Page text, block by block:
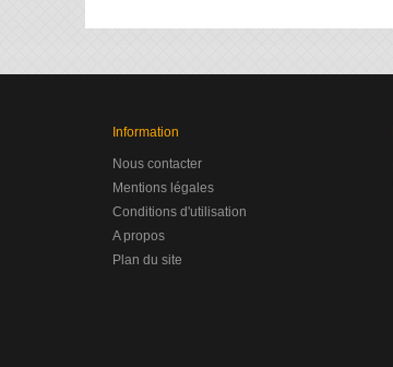
Information
Nous contacter
Mentions légales
Conditions d'utilisation
A propos
Plan du site